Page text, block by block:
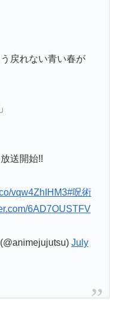
戻れない青い春が
送開始!!
vqw4ZhIHM3#呪術
6AD7OUSTFV
July